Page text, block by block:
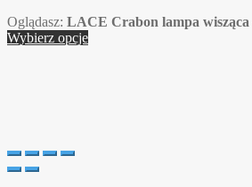
Oglądasz: LACE Crabon lampa wisząca
Wybierz opcje